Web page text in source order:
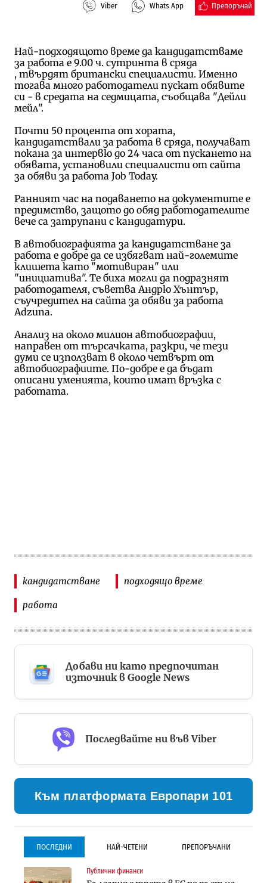
Viber Whats App Препоръчай
Най-подходящото време да кандидатстваме
за работа е 9.00 ч. сутринта в сряда
, твърдят британски специалисти. Именно
тогава много работодатели пускат обявите
си - в средата на седмицата, съобщава "Дейли
мейл".
Почти 50 процента от хората,
кандидатствали за работа в сряда, получават
покана за интервю до 24 часа от пускането на
обявата, установили специалисти от сайта
за обяви за работа Job Today.
Ранният час на подаването на документите е
предимство, защото до обяд работодателите
вече са затрупани с кандидатури.
В автобиографията за кандидатстване за
работа е добреда се избягват най-големите
клишета като "мотивиран" или
"инициатива". Те биха могли да подразнят
работодателя, съветва Андрю Хънтър,
съучредител на сайта за обяви за работа
Adzuna.
Анализ на около милион автобиографии,
направен от търсачката, разкри, че тези
думи се използват в около четвърт от
автобиографиите. По-добре е да бъдат
описани уменията, които имат връзка с
работата.
кандидатстване подходящо време
работа
Добави ни като предпочитан
източник в Google News
Последвайте ни във Viber
Към платформата Европари 101
ПОСЛЕДНИ НАЙ-ЧЕТЕНИ ПРЕПОРЪЧАНИ
Публични финанси
Инфраструктура
Инфраструктура